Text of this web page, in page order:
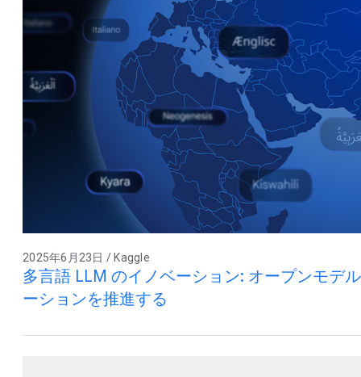
2025年6月23日 / Kaggle
多言語 LLM のイノベーション: オープンモデ
ーションを推進する